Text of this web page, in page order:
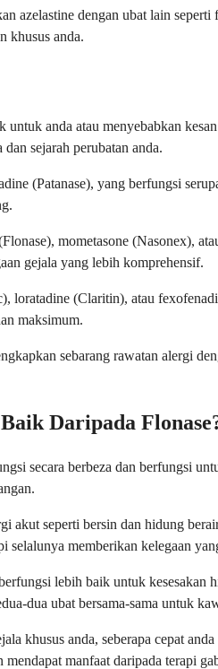
azelastine dengan ubat lain
khusus anda.
untuk anda atau menyebabkan
sejarah perubatan anda.
(Patanase), yang berfungsi
mometasone (Nasonex),
gejala yang lebih komprehensif.
loratadine (Claritin), atau
maksimum.
sebarang rawatan alergi
Daripada
secara berbeza dan berfungsi
akut seperti bersin dan hidung
selalunya memberikan kelegaan
lebih baik untuk kesesakan
dua ubat bersama-sama untuk
khusus anda, seberapa cepat
manfaat daripada terapi